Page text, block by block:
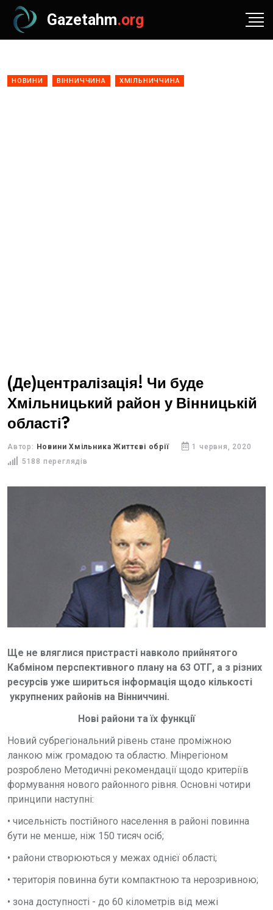
Gazetahm.org
НОВИНИ ВІННИЧЧИНА ХМІЛЬНИЧЧИНА
(Де)централізація! Чи буде
Хмільницький район у Вінницькій
області?
Автор: Новини Хмільника Життєві обрії
1 червня, 2020
5188 переглядів
Ще не вляглися пристрасті навколо прийнятого
Кабміном перспективного плану на 63 ОТГ, а з різних
ресурсів уже шириться інформація щодо кількості
укрупнених районів на Вінниччині.
Нові райони та їх функції
Новий субрегіональний рівень стане проміжною
ланкою між громадою та областю. Мінрегіоном
розроблено Методичні рекомендації щодо критеріїв
формування нового районного рівня. Основні чотири
принципи наступні:
• чисельність постійного населення в районі повинна
бути не менше, ніж 150 тисяч осіб;
• райони створюються у межах однієї області;
• територія повинна бути компактною та нерозривною;
• зона доступності - до 60 кілометрів від межі